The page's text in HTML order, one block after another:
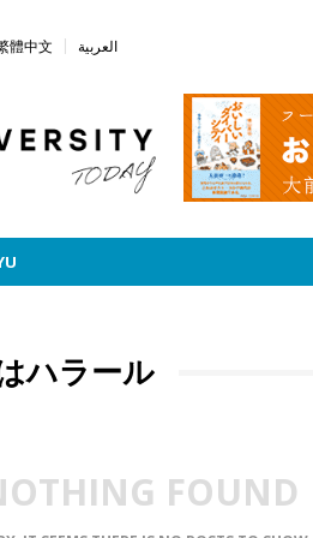
體中文 العربية
ハラール
FOUND